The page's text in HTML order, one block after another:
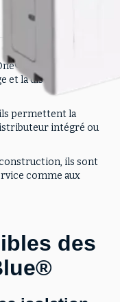
sont
et la distribution
permettent la
intégré ou
ils sont
comme aux
des